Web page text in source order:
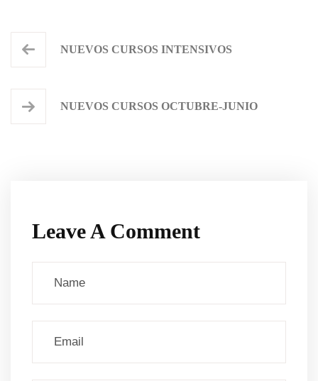
NUEVOS CURSOS INTENSIVOS
NUEVOS CURSOS OCTUBRE-JUNIO
Leave A Comment